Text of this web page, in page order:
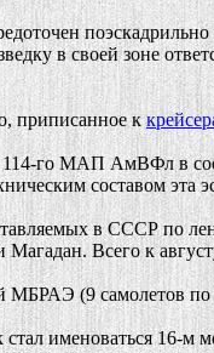
поэскадрильно
в своей зоне
приписанное к
го МАП АмВФл в
составом эта
в СССР по
Всего к
(9 самолетов
именоваться 16-м